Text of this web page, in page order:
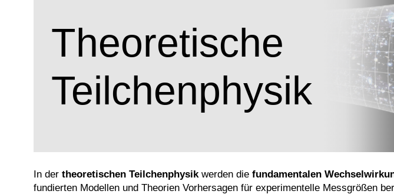
Theoretische
Teilchenphysik
In der theoretischen Teilchenphysik werden die fundamentalen
fundierten Modellen und Theorien Vorhersagen für experimentelle Messgrößen